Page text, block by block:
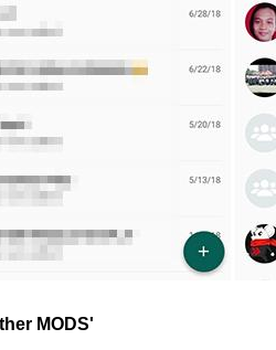
MODS'